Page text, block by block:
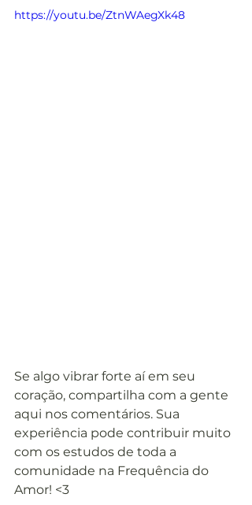
https://youtu.be/ZtnWAegXk48
Se algo vibrar forte aí em seu
coração, compartilha com a gente
aqui nos comentários. Sua
experiência pode contribuir muito
com os estudos de toda a
comunidade na Frequência do
Amor! <3